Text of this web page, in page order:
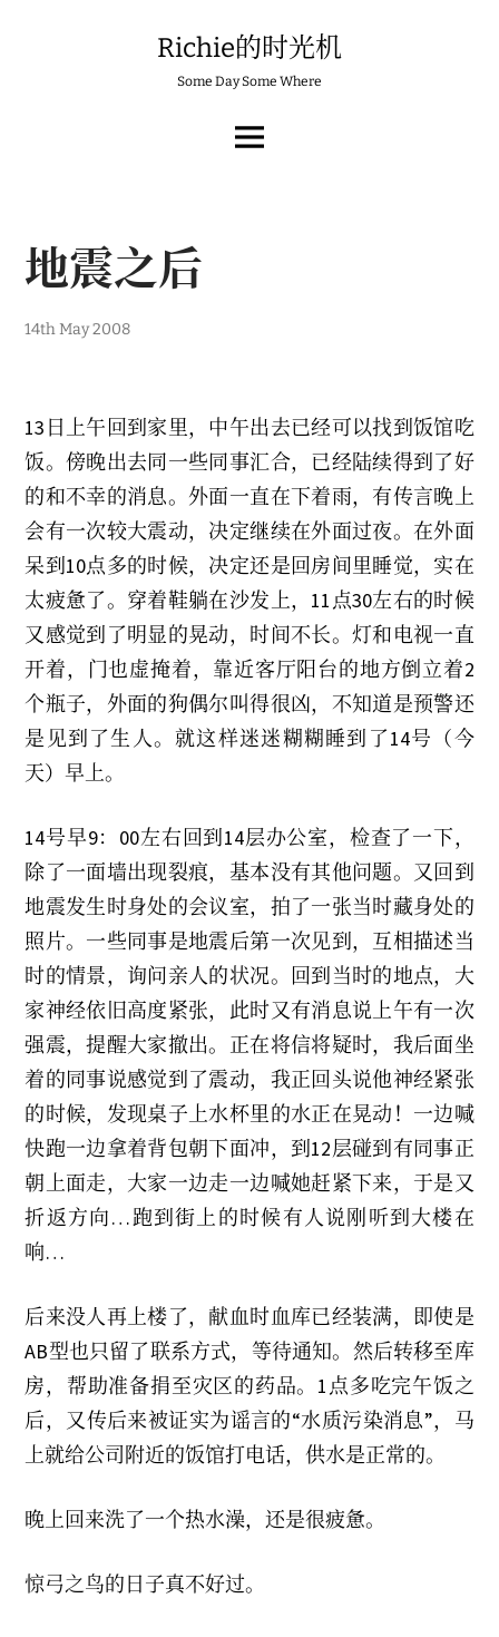
Richie的时光机
Some Day Some Where
MENU
地震之后
14th May 2008
13日上午回到家里，中午出去已经可以找到饭馆吃
饭。傍晚出去同一些同事汇合，已经陆续得到了好
的和不幸的消息。外面一直在下着雨，有传言晚上
会有一次较大震动，决定继续在外面过夜。在外面
呆到10点多的时候，决定还是回房间里睡觉，实在
太疲惫了。穿着鞋躺在沙发上，11点30左右的时候
又感觉到了明显的晃动，时间不长。灯和电视一直
开着，门也虚掩着，靠近客厅阳台的地方倒立着2
个瓶子，外面的狗偶尔叫得很凶，不知道是预警还
是见到了生人。就这样迷迷糊糊睡到了14号（今
天）早上。
14号早9：00左右回到14层办公室，检查了一下，
除了一面墙出现裂痕，基本没有其他问题。又回到
地震发生时身处的会议室，拍了一张当时藏身处的
照片。一些同事是地震后第一次见到，互相描述当
时的情景，询问亲人的状况。回到当时的地点，大
家神经依旧高度紧张，此时又有消息说上午有一次
强震，提醒大家撤出。正在将信将疑时，我后面坐
着的同事说感觉到了震动，我正回头说他神经紧张
的时候，发现桌子上水杯里的水正在晃动！一边喊
快跑一边拿着背包朝下面冲，到12层碰到有同事正
朝上面走，大家一边走一边喊她赶紧下来，于是又
折返方向…跑到街上的时候有人说刚听到大楼在
响…
后来没人再上楼了，献血时血库已经装满，即使是
AB型也只留了联系方式，等待通知。然后转移至库
房，帮助准备捐至灾区的药品。1点多吃完午饭之
后，又传后来被证实为谣言的“水质污染消息”，马
上就给公司附近的饭馆打电话，供水是正常的。
晚上回来洗了一个热水澡，还是很疲惫。
惊弓之鸟的日子真不好过。